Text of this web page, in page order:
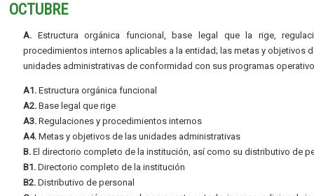
OCTUBRE
A. Estructura orgánica funcional, base legal que la rige,
procedimientos internos aplicables a la entidad; las metas y objetivos
unidades administrativas de conformidad con sus programas
A1. Estructura orgánica funcional
A2. Base legal que rige
A3. Regulaciones y procedimientos internos
A4. Metas y objetivos de las unidades administrativas
B. El directorio completo de la institución, así como su distributivo de
B1. Directorio completo de la institución
B2. Distributivo de personal